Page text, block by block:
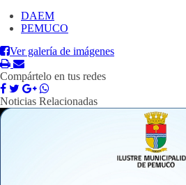
DAEM
PEMUCO
Ver galería de imágenes
Compártelo en tus redes
Noticias Relacionadas